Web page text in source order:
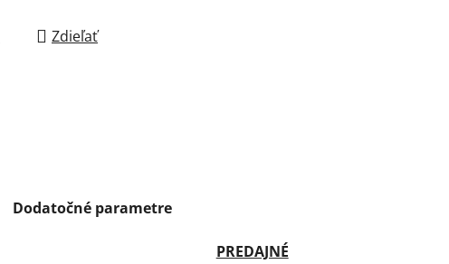
Zdieľať
Dodatočné parametre
PREDAJNÉ